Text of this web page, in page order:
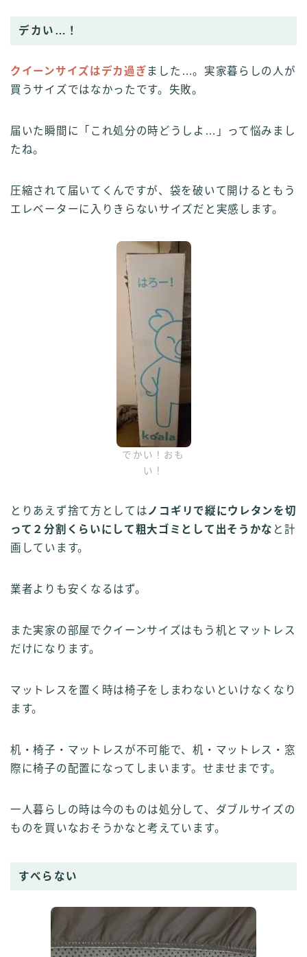
デカい…！
クイーンサイズはデカ過ぎました…。実家暮らしの人が
買うサイズではなかったです。失敗。
届いた瞬間に「これ処分の時どうしよ…」って悩みまし
たね。
圧縮されて届いてくんですが、袋を破いて開けるともう
エレベーターに入りきらないサイズだと実感します。
でかい！おも
い！
とりあえず捨て方としてはノコギリで縦にウレタンを切
って２分割くらいにして粗大ゴミとして出そうかな と計
画しています。
業者よりも安くなるはず。
また実家の部屋でクイーンサイズはもう机とマットレス
だけになります。
マットレスを置く時は椅子をしまわないといけなくなり
ます。
机・椅子・マットレスが不可能で、机・マットレス・窓
際に椅子の配置になってしまいます。せませまです。
一人暮らしの時は今のものは処分して、ダブルサイズの
ものを買いなおそうかなと考えています。
すべらない